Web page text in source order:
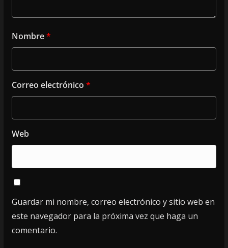
Nombre*
Correo electrónico *
Web
Guardar mi nombre, correo electrónico y sitio web en
este navegador para la próxima vez que haga un
comentario.